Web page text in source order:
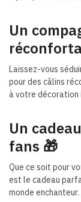
Un
Laissez-vous
pour des câlins
à votre décoration
Un
fans 🎁
Que ce soit pour
est le cadeau
monde enchanteur.